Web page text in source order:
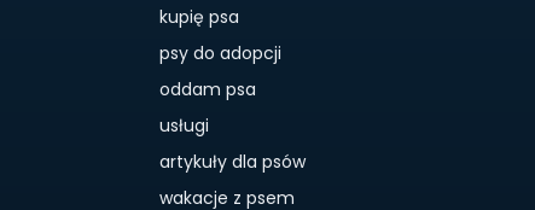
kupię psa
psy do adopcji
oddam psa
usługi
artykuły dla psów
wakacje z psem